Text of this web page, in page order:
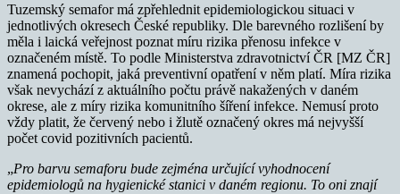
Tuzemský semafor má zpřehlednit epidemiologickou situaci v
jednotlivých okresech České republiky. Dle barevného rozlišení by
měla i laická veřejnost poznat míru rizika přenosu infekce v
označeném místě. To podle Ministerstva zdravotnictví ČR [MZ ČR]
znamená pochopit, jaká preventivní opatření v něm platí. Míra rizika
však nevychází z aktuálního počtu právě nakažených v daném
okrese, ale z míry rizika komunitního šíření infekce. Nemusí proto
vždy platit, že červený nebo i žlutě označený okres má nejvyšší
počet covid pozitivních pacientů.
„Pro barvu semaforu bude zejména určující vyhodnocení
epidemiologů na hygienické stanici v daném regionu. To oni znají